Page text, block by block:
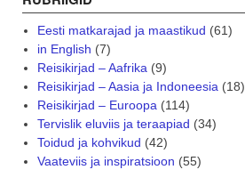
Eesti matkarajad ja maastikud (61)
in English (7)
Reisikirjad – Aafrika (9)
Reisikirjad – Aasia ja Indoneesia (18)
Reisikirjad – Euroopa (114)
Tervislik eluviis ja teraapiad (34)
Toidud ja kohvikud (42)
Vaateviis ja inspiratsioon (55)